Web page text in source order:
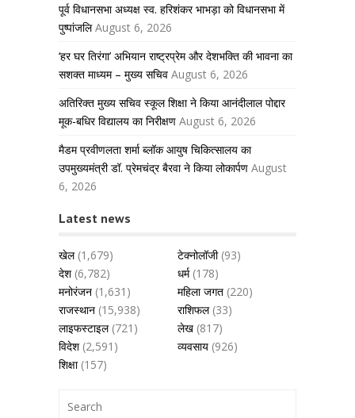
पूर्व विधानसभा अध्यक्ष स्व. हरिशंकर भाभड़ा को विधानसभा में
पुष्पांजलि August 6, 2026
‘हर घर तिरंगा’ अभियान राष्ट्रप्रेम और देशभक्ति की भावना का
सशक्त माध्यम – मुख्य सचिव August 6, 2026
अतिरिक्त मुख्य सचिव स्कूल शिक्षा ने किया आनंदीलाल पोद्दार
मूक-बधिर विद्यालय का निरीक्षण August 6, 2026
मैडम प्रवीणलता शर्मा ब्लॉक आयुष चिकित्सालय का
उपमुख्यमंत्री डॉ. प्रेमचंद्र बैरवा ने किया लोकार्पण August
6, 2026
Latest news
खेल(1,679) टेक्नोलॉजी(93)
देश(6,782) धर्म(178)
मनोरंजन (1,631) महिला जगत (220)
राजस्थान (15,938) राशिफल(33)
लाइफस्टाइल(721) लेख (817)
विदेश(2,591) व्यवसाय (926)
शिक्षा(157)